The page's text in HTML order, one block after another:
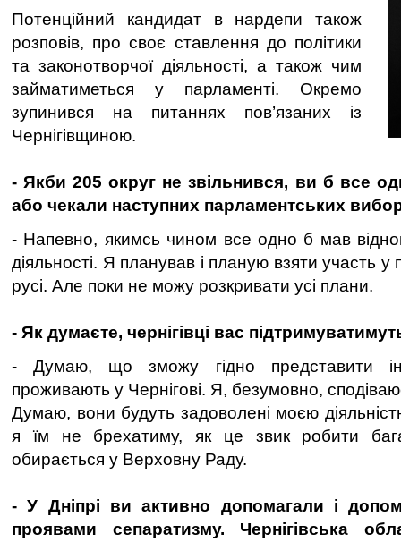
Потенційний кандидат в нардепи також
розповів, про своє ставлення до політики
та законотворчої діяльності, а також чим
займатиметься у парламенті. Окремо
зупинився на питаннях пов’язаних із
Чернігівщиною.
- Якби 205 округ не звільнився, ви б все
або чекали наступних парламентських
- Напевно, якимсь чином все одно б мав
діяльності. Я планував і планую взяти участь
русі. Але поки не можу розкривати усі плани.
- Як думаєте, чернігівці вас
- Думаю, що зможу гідно представити
проживають у Чернігові. Я, безумовно,
Думаю, вони будуть задоволені моєю
я їм не брехатиму, як це звик робити
обирається у Верховну Раду.
- У Дніпрі ви активно допомагали і
проявами сепаратизму. Чернігівська